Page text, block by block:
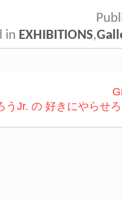
in EXHIBITIONS,
うJr. の 好きにやらせ